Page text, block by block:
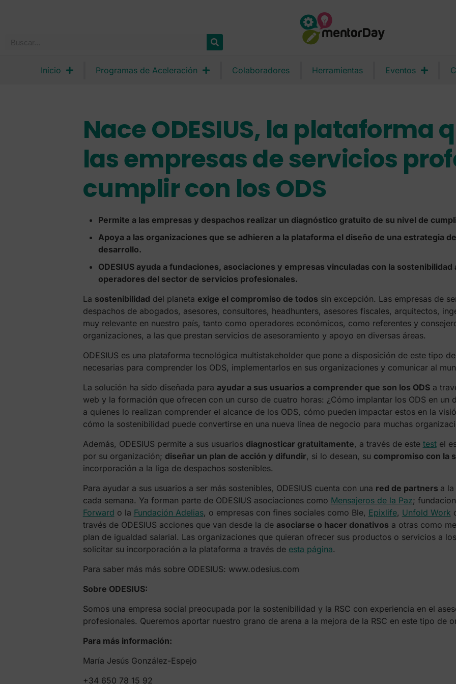
Inicio Programas de Aceleración Colaboradores Herramientas Eventos
Nace ODESIUS, la plataforma
las empresas de servicios
cumplir con los ODS
Permite a las empresas y despachos realizar un diagnóstico gratuito de su nivel de
Apoya a las organizaciones que se adhieren a la plataforma el diseño de una estrategia
desarrollo.
ODESIUS ayuda a fundaciones, asociaciones y empresas vinculadas con la
operadores del sector de servicios profesionales.
La sostenibilidad del planeta exige el compromiso de todos sin excepción. Las empresas de
despachos de abogados, asesores, consultores, headhunters, asesores fiscales, arquitectos,
muy relevante en nuestro país, tanto como operadores económicos, como referentes y
organizaciones, a las que prestan servicios de asesoramiento y apoyo en diversas áreas.
ODESIUS es una plataforma tecnológica multistakeholder que pone a disposición de este tipo
necesarias para comprender los ODS, implementarlos en sus organizaciones y comunicar al
La solución ha sido diseñada para ayudar a sus usuarios a comprender que son los ODSa
web y la formación que ofrecen con un curso de cuatro horas: ¿Cómo implantar los ODS en un
a quienes lo realizan comprender el alcance de los ODS, cómo pueden impactar estos en la
cómo la sostenibilidad puede convertirse en una nueva línea de negocio para muchas
Además, ODESIUS permite a sus usuarios diagnosticar gratuitamente, a través de este testel
por su organización; diseñar un plan de acción y difundir, si lo desean, su compromiso con la
incorporación a la liga de despachos sostenibles.
Para ayudar a sus usuarios a ser más sostenibles, ODESIUS cuenta con una red de partners a
cada semana. Ya forman parte de ODESIUS asociaciones como Mensajeros de la Paz;
Forward o la Fundación Adelias, o empresas con fines sociales como Ble, Epixlife, Unfold Work
través de ODESIUS acciones que van desde la de asociarse o hacer donativos a otras como
plan de igualdad salarial. Las organizaciones que quieran ofrecer sus productos o servicios a
solicitar su incorporación a la plataforma a través de esta página.
Para saber más más sobre ODESIUS: www.odesius.com
Sobre ODESIUS:
Somos una empresa social preocupada por la sostenibilidad y la RSC con experiencia en el
profesionales. Queremos aportar nuestro grano de arena a la mejora de la RSC en este tipo de
Para más información:
María Jesús González-Espejo
+34 650 78 15 92